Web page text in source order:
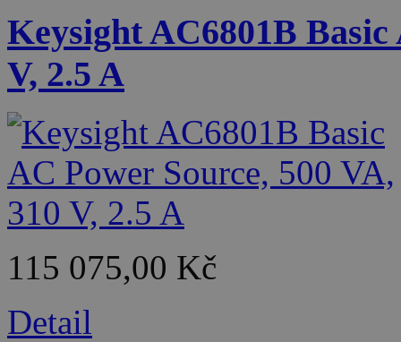
Keysight AC6801B Basic
V, 2.5 A
115 075,00 Kč
Detail